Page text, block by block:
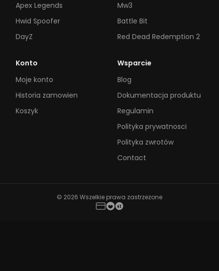
Apex Legends
Hwid Spoofer
DayZ
Mw3
Battle Bit
Red Dead Redemption 2
Konto
Moje konto
Historia zamowien
Koszyk
Wsparcie
Blog
Dokumentacja produktu
Regulamin
Polityka prywatnosci
Polityka zwrotów
Contact
© 2026 Wszelkie prawa zastrzezone